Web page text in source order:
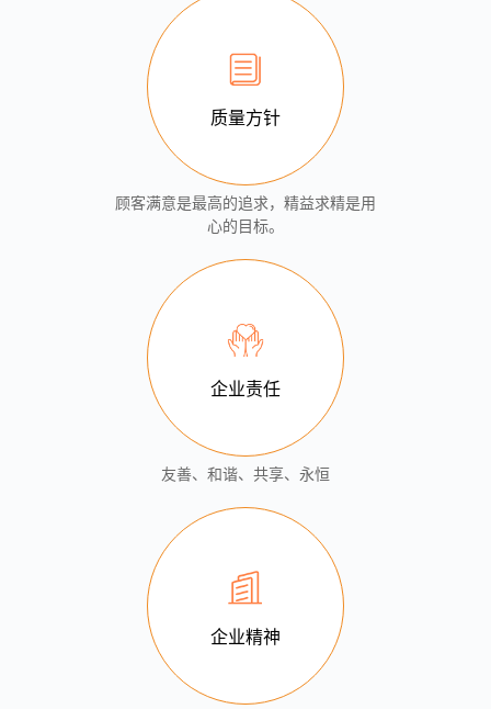
质量方针
顾客满意是最高的追求，精益求精是用
心的目标。
企业责任
友善、和谐、共享、永恒
企业精神